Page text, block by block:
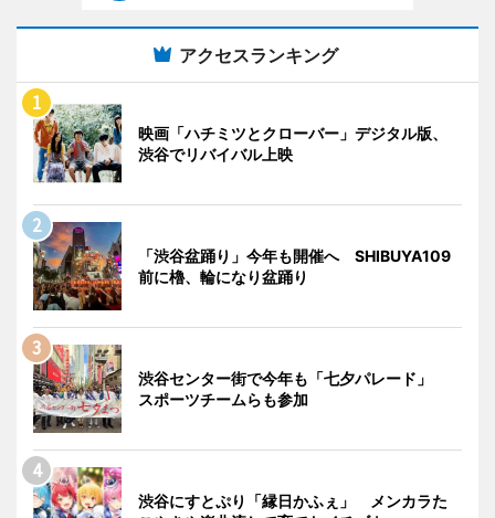
アクセスランキング
映画「ハチミツとクローバー」デジタル版、
渋谷でリバイバル上映
「渋谷盆踊り」今年も開催へ SHIBUYA109
前に櫓、輪になり盆踊り
渋谷センター街で今年も「七夕パレード」
スポーツチームらも参加
渋谷にすとぷり「縁日かふぇ」 メンカラた